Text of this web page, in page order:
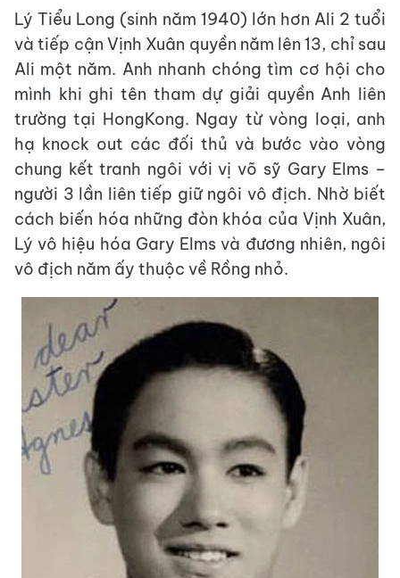
Lý Tiểu Long (sinh năm 1940) lớn hơn Ali 2 tuổi
và tiếp cận Vịnh Xuân quyền năm lên 13, chỉ sau
Ali một năm. Anh nhanh chóng tìm cơ hội cho
mình khi ghi tên tham dự giải quyền Anh liên
trường tại HongKong. Ngay từ vòng loại, anh
hạ knock out các đối thủ và bước vào vòng
chung kết tranh ngôi với vị võ sỹ Gary Elms –
người 3 lần liên tiếp giữ ngôi vô địch. Nhờ biết
cách biến hóa những đòn khóa của Vịnh Xuân,
Lý vô hiệu hóa Gary Elms và đương nhiên, ngôi
vô địch năm ấy thuộc về Rồng nhỏ.